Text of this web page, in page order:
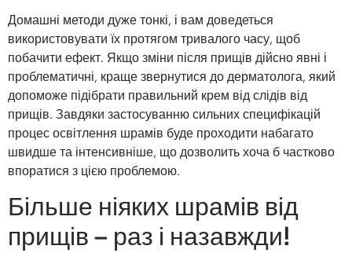
Домашні методи дуже тонкі, і вам доведеться
використовувати їх протягом тривалого часу, щоб
побачити ефект. Якщо зміни після прищів дійсно явні і
проблематичні, краще звернутися до дерматолога, який
допоможе підібрати правильний крем від слідів від
прищів. Завдяки застосуванню сильних специфікацій
процес освітлення шрамів буде проходити набагато
швидше та інтенсивніше, що дозволить хоча б частково
впоратися з цією проблемою.
Більше ніяких шрамів від
прищів – раз і назавжди!